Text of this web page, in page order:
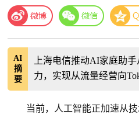
AI
摘
要
上海电信推动AI家庭助
力，实现从流量经营向
当前，人工智能正加速从